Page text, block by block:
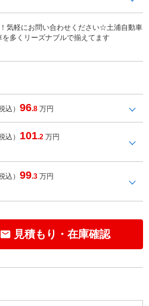
気軽にお問い合わせください☆土浦自動車
多くリーズナブルで揃えてます
込）96.8 万円
込） 101.2 万円
込）99.3 万円
見積もり・在庫確認